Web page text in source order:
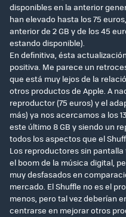
disponibles en la anterior
han elevado hasta los 75
anterior de 2 GB y de los 45
estando disponible).
En definitiva, ésta
positiva. Me parece un
que está muy lejos de la
otros productos de Apple. A
reproductor (75 euros) y el
más) ya nos acercamos a los
este último 8 GB y siendo un
todos los aspectos que el
Los reproductores sin
el boom de la música digital,
muy desfasados en
mercado. El Shuffle no es el
menos, pero tal vez deberían
centrarse en mejorar otros